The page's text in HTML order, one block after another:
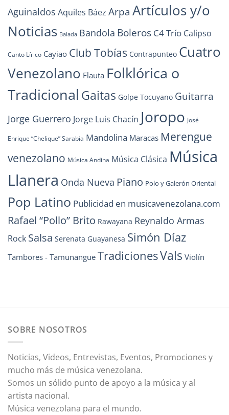
Aguinaldos Aquiles Báez Arpa Artículos y/o
Noticias Balada Bandola Boleros C4 Trío Calipso
Canto Lírico Cayiao Club Tobías Contrapunteo Cuatro
Venezolano Flauta Folklórica o
Tradicional Gaitas Golpe Tocuyano Guitarra
Jorge Guerrero Jorge Luis Chacín Joropo José
Enrique “Chelique” Sarabia Mandolina Maracas Merengue
venezolano Música Andina Música Clásica Música
Llanera Onda Nueva Piano Polo y Galerón Oriental
Pop Latino Publicidad en musicavenezolana.com
Rafael “Pollo” Brito Rawayana Reynaldo Armas
Rock Salsa Serenata Guayanesa Simón Díaz
Tambores - Tamunangue TradicionesVals Violín
SOBRE NOSOTROS
Noticias, Videos, Entrevistas, Eventos, Promociones y
mucho más de música venezolana.
Somos un sólido punto de apoyo a la música y al
artista nacional.
Música venezolana para el mundo.